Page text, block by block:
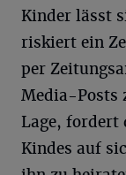
Kinder lässt
riskiert ein
per
Media-Posts
Lage, fordert
Kindes auf